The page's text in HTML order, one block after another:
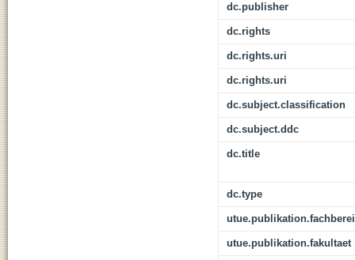
dc.publisher
dc.rights
dc.rights.uri
dc.rights.uri
dc.subject.classification
dc.subject.ddc
dc.title
dc.type
utue.publikation.fakultaet